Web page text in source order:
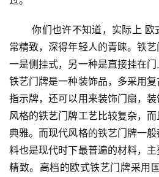
生
间
门
庭
院
大
门
你们也许不知道，实际上 欧式铁艺门牌小巧玲珑，非
常精致，深得年轻人的青睐。铁艺
一是侧挂式，另一种是直接挂在
铁艺门牌是一种装饰品，多采用复
指示牌，还可以用来装饰门扇，
风格的铁艺门牌工艺比较复杂，
典雅。而现代风格的铁艺门牌一
料也是现代时下最普遍的材料，
精致。高档的欧式铁艺门牌采用